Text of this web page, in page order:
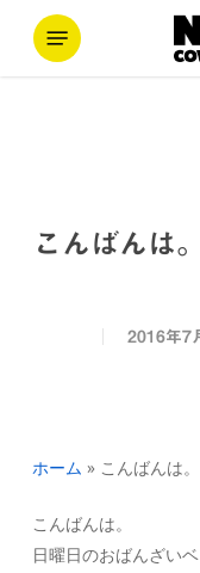
Menu
こんばんは
2016年7
ホーム » こんばんは
こんばんは。
日曜日のおばんざい